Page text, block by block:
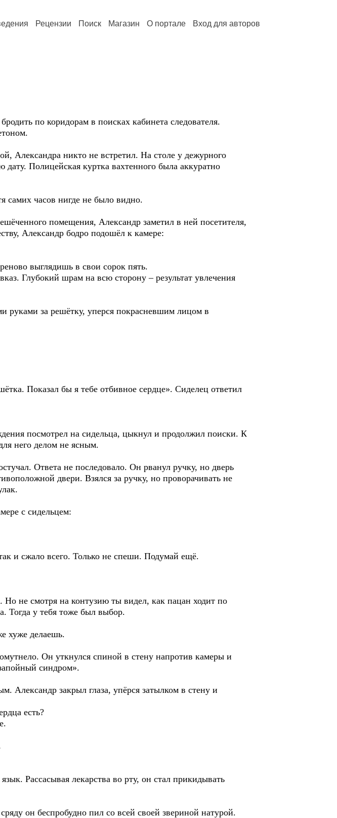
Рецензии Поиск Магазин О портале Вход для авторов
по коридорам в поисках кабинета следователя.
Александра никто не встретил. На столе у дежурного
Полицейская куртка вахтенного была аккуратно
часов нигде не было видно.
помещения, Александр заметил в ней посетителя,
Александр бодро подошёл к камере:
выглядишь в свои сорок пять.
Глубокий шрам на всю сторону – результат увлечения
руками за решётку, уперся покрасневшим лицом в
Показал бы я тебе отбивное сердце». Сиделец ответил
посмотрел на сидельца, цыкнул и продолжил поиски. К
него делом не ясным.
Ответа не последовало. Он рванул ручку, но дверь
двери. Взялся за ручку, но проворачивать не
с сидельцем:
и сжало всего. Только не спеши. Подумай ещё.
Но не смотря на контузию ты видел, как пацан ходит по
Тогда у тебя тоже был выбор.
хуже делаешь.
Он уткнулся спиной в стену напротив камеры и
синдром».
Александр закрыл глаза, упёрся затылком в стену и
есть?
Рассасывая лекарства во рту, он стал прикидывать
он беспробудно пил со всей своей звериной натурой.